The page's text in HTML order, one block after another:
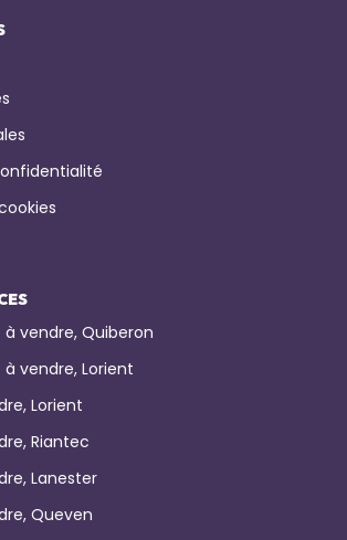
vendre, Quiberon
vendre, Lorient
Lorient
Riantec
Lanester
Queven